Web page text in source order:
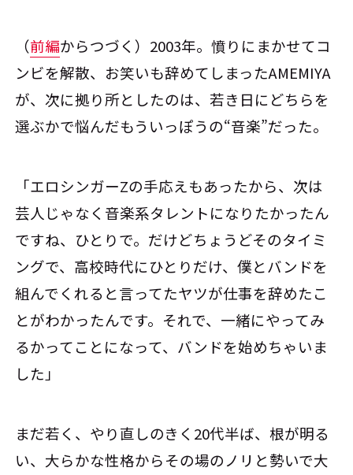
（前編からつづく）2003年。憤りにまかせてコ
ンビを解散、お笑いも辞めてしまったAMEMIYA
が、次に拠り所としたのは、若き日にどちらを
選ぶかで悩んだもういっぽうの“音楽”だった。
「エロシンガーZの手応えもあったから、次は
芸人じゃなく音楽系タレントになりたかったん
ですね、ひとりで。だけどちょうどそのタイミ
ングで、高校時代にひとりだけ、僕とバンドを
組んでくれると言ってたヤツが仕事を辞めたこ
とがわかったんです。それで、一緒にやってみ
るかってことになって、バンドを始めちゃいま
した」
まだ若く、やり直しのきく20代半ば、根が明る
い、大らかな性格からその場のノリと勢いで大